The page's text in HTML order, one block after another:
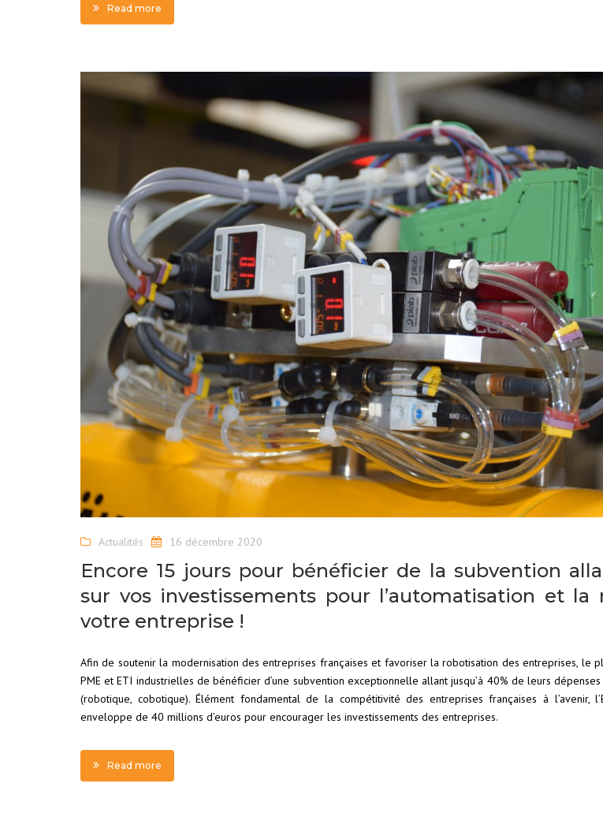
Read more
Actualités 16 décembre 2020
Encore 15 jours pour bénéficier de la subvention
sur vos investissements pour l’automatisation et la
votre entreprise !
Afin de soutenir la modernisation des entreprises françaises et favoriser la robotisation des entreprises, le
PME et ETI industrielles de bénéficier d’une subvention exceptionnelle allant jusqu’à 40% de leurs
(robotique, cobotique). Élément fondamental de la compétitivité des entreprises françaises à l’avenir,
enveloppe de 40 millions d’euros pour encourager les investissements des entreprises.
Read more